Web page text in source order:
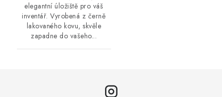
elegantní úložiště pro váš
inventář. Vyrobená z černě
lakovaného kovu, skvěle
zapadne do vašeho...